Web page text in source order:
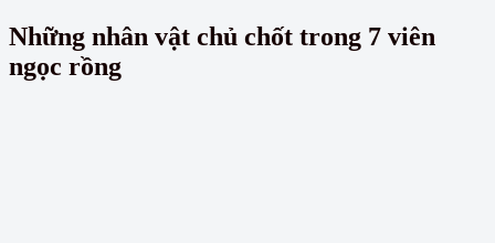
Những nhân vật chủ chốt trong 7 viên
ngọc rồng